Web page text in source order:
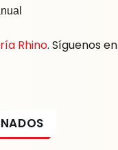
Rhino. Síguenos en